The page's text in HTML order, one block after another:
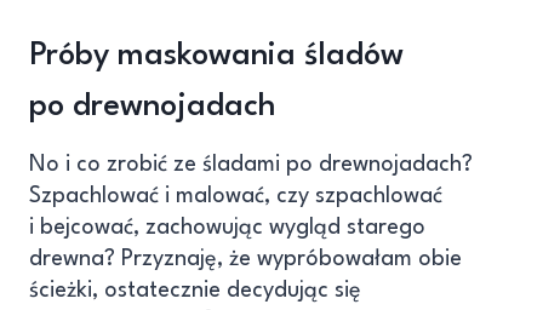
Próby maskowania śladów
po drewnojadach
No i co zrobić ze śladami po drewnojadach?
Szpachlować i malować, czy szpachlować
i bejcować, zachowując wygląd starego
drewna? Przyznaję, że wypróbowałam obie
ścieżki, ostatecznie decydując się